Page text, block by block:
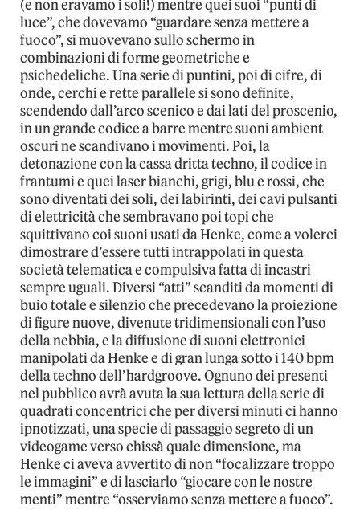
(e non eravamo i soli!) mentre quei suoi “punti di
luce”, che dovevamo “guardare senza mettere a
fuoco”, si muovevano sullo schermo in
combinazioni di forme geometriche e
psichedeliche. Una serie di puntini, poi di cifre, di
onde, cerchi e rette parallele si sono definite,
scendendo dall’arco scenico e dai lati del proscenio,
in un grande codice a barre mentre suoni ambient
oscuri ne scandivano i movimenti. Poi, la
detonazione con la cassa dritta techno, il codice in
frantumi e quei laser bianchi, grigi, blu e rossi, che
sono diventati dei soli, dei labirinti, dei cavi pulsanti
di elettricità che sembravano poi topi che
squittivano coi suoni usati da Henke, come a volerci
dimostrare d’essere tutti intrappolati in questa
società telematica e compulsiva fatta di incastri
sempre uguali. Diversi “atti” scanditi da momenti di
buio totale e silenzio che precedevano la proiezione
di figure nuove, divenute tridimensionali con l’uso
della nebbia, e la diffusione di suoni elettronici
manipolati da Henke e di gran lunga sotto i 140 bpm
della techno dell’hardgroove. Ognuno dei presenti
nel pubblico avrà avuta la sua lettura della serie di
quadrati concentrici che per diversi minuti ci hanno
ipnotizzati, una specie di passaggio segreto di un
videogame verso chissà quale dimensione, ma
Henke ci aveva avvertito di non “focalizzare troppo
le immagini” e di lasciarlo “giocare con le nostre
menti” mentre “osserviamo senza mettere a fuoco”.